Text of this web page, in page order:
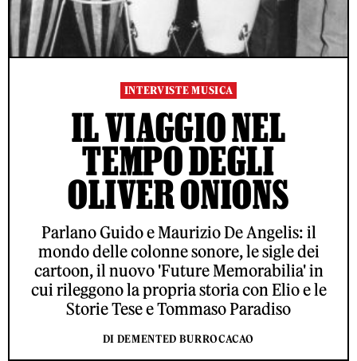
INTERVISTE MUSICA
IL VIAGGIO NEL
TEMPO DEGLI
OLIVER ONIONS
Parlano Guido e Maurizio De Angelis: il
mondo delle colonne sonore, le sigle dei
cartoon, il nuovo 'Future Memorabilia' in
cui rileggono la propria storia con Elio e le
Storie Tese e Tommaso Paradiso
DI DEMENTED BURROCACAO